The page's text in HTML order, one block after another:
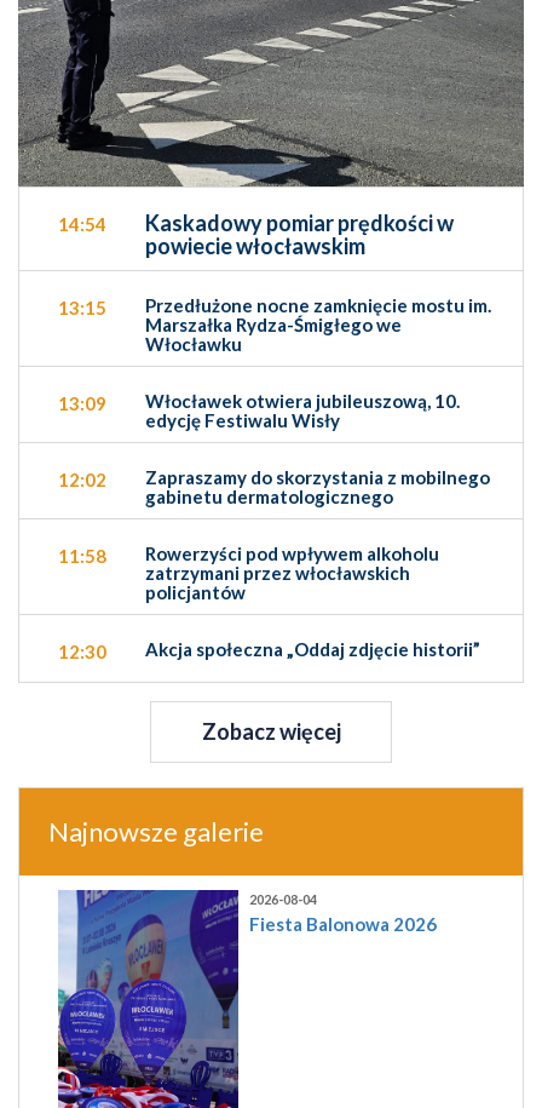
14:54
Kaskadowy pomiar prędkości w
powiecie włocławskim
13:15
Przedłużone nocne zamknięcie mostu im.
Marszałka Rydza-Śmigłego we
Włocławku
13:09
Włocławek otwiera jubileuszową, 10.
edycję Festiwalu Wisły
12:02
Zapraszamy do skorzystania z mobilnego
gabinetu dermatologicznego
11:58
Rowerzyści pod wpływem alkoholu
zatrzymani przez włocławskich
policjantów
12:30 Akcja społeczna „Oddaj zdjęcie historii”
Zobacz więcej
Najnowsze galerie
2026-08-04
Fiesta Balonowa 2026